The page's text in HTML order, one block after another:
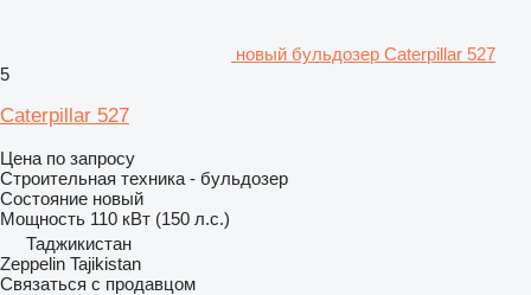
новый бульдозер Caterpillar 527
5
Caterpillar 527
Цена по запросу
Строительная техника - бульдозер
Состояние новый
Мощность 110 кВт (150 л.с.)
Таджикистан
Zeppelin Tajikistan
Связаться с продавцом